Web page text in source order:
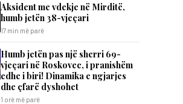
Aksident me vdekje në Mirditë,
humb jetën 38-vjeçari
17 min më parë
Humb jetën pas një sherri 69-
vjeçari në Roskovec, i pranishëm
edhe i biri! Dinamika e ngjarjes
dhe çfarë dyshohet
1 orë më parë